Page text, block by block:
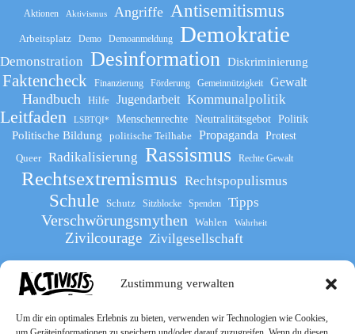
Zustimmung verwalten
Um dir ein optimales Erlebnis zu bieten, verwenden wir Technologien wie Cookies,
Aktionen Aktivismus Angriffe Antisemitismus
Arbeitsplatz Demo Demoanmeldung Demokratie
Demonstration Desinformation Diskriminierung
Faktencheck Finanzierung Förderung Gemeinnützigkeit Gewalt
Handbuch Hilfe Jugendarbeit Kommunalpolitik
Leitfaden LSBTQI* Menschenrechte Neutralitätsgebot Politik
Politische Bildung politische Teilhabe Propaganda
Protest
Queer
Radikalisierung Rassismus Rechte Gewalt
Rechtsextremismus Rechtspopulismus
Schule Schutz Sitzblocke Spenden Tipps
Verschwörungsmythen Wahlen Wahrheit
Zivilcourage Zivilgesellschaft
Werde Teil des The Activists Guide